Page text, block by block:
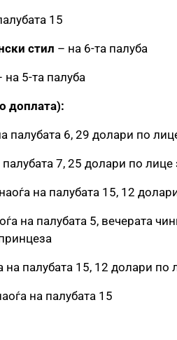
15
стил – на 6-та палуба
на 5-та палуба
доплата):
палубата 6, 29 долари по
палубата 7, 25 долари по лице
на палубата 15, 12
на палубата 5, вечерата
на палубата 15, 12 долари по
на палубата 15